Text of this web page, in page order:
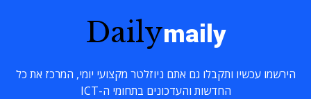
Dailymaily
הירשמו עכשיו ותקבלו גם אתם ניוזלטר מקצועי יומי, המרכז את כל
החדשות והעדכונים בתחומי ה-ICT